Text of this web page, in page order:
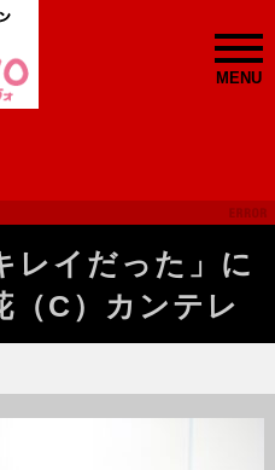
MENU
レイだった」に
（C）カンテレ